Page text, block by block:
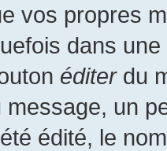
vos propres
dans
éditerdu
un
édité, le